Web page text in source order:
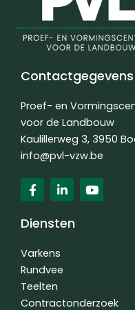
Contactgegevens
Proef- en
voor de Landbouw
Kaulillerweg 3, 3950
info@pvl-vzw.be
F
a
c
e
b
o
k
-
f
L
i
n
k
e
n
-
n
Y
o
u
Diensten
Varkens
Rundvee
Teelten
Contractonderzoek